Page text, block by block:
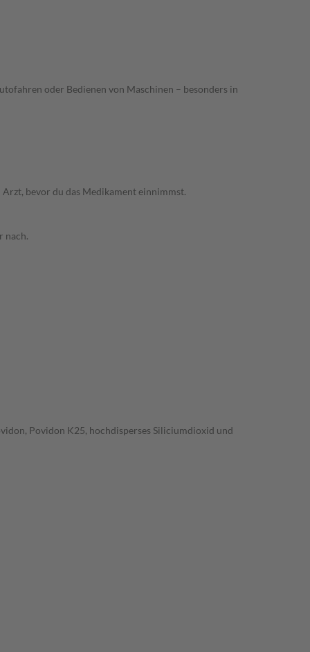
oder Bedienen von Maschinen – besonders in
bevor du das Medikament einnimmst.
nach.
Povidon K25, hochdisperses Siliciumdioxid und